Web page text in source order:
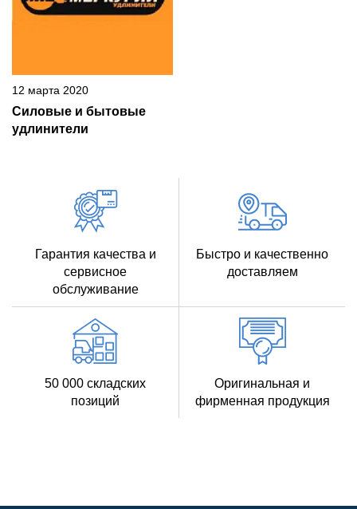
12 марта 2020
Силовые и бытовые
удлинители
Гарантия качества и
сервисное
обслуживание
Быстро и качественно
доставляем
50 000 складских
позиций
Оригинальная и
фирменная продукция